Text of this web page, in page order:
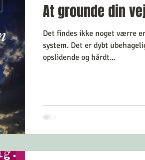
At grounde din
Det findes ikke noget værre
system. Det er dybt
opslidende og hårdt...